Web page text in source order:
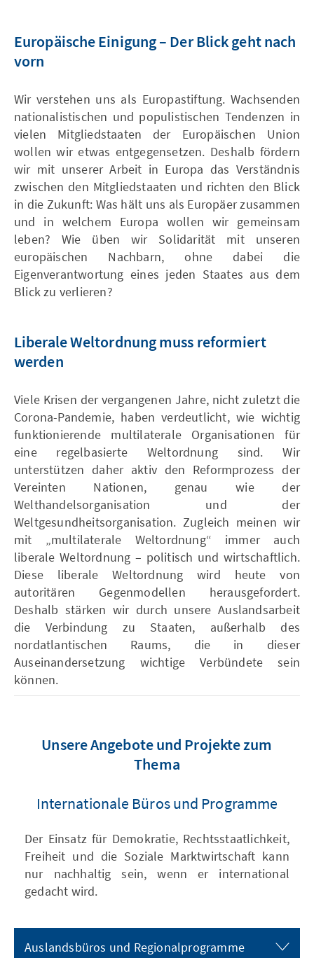
Europäische Einigung – Der Blick geht nach
vorn
Wir verstehen uns als Europastiftung. Wachsenden
nationalistischen und populistischen Tendenzen in
vielen Mitgliedstaaten der Europäischen Union
wollen wir etwas entgegensetzen. Deshalb fördern
wir mit unserer Arbeit in Europa das Verständnis
zwischen den Mitgliedstaaten und richten den Blick
in die Zukunft: Was hält uns als Europäer zusammen
und in welchem Europa wollen wir gemeinsam
leben? Wie üben wir Solidarität mit unseren
europäischen Nachbarn, ohne dabei die
Eigenverantwortung eines jeden Staates aus dem
Blick zu verlieren?
Liberale Weltordnung muss reformiert
werden
Viele Krisen der vergangenen Jahre, nicht zuletzt die
Corona-Pandemie, haben verdeutlicht, wie wichtig
funktionierende multilaterale Organisationen für
eine regelbasierte Weltordnung sind. Wir
unterstützen daher aktiv den Reformprozess der
Vereinten Nationen, genau wie der
Welthandelsorganisation und der
Weltgesundheitsorganisation. Zugleich meinen wir
mit „multilaterale Weltordnung“ immer auch
liberale Weltordnung – politisch und wirtschaftlich.
Diese liberale Weltordnung wird heute von
autoritären Gegenmodellen herausgefordert.
Deshalb stärken wir durch unsere Auslandsarbeit
die Verbindung zu Staaten, außerhalb des
nordatlantischen Raums, die in dieser
Auseinandersetzung wichtige Verbündete sein
können.
Unsere Angebote und Projekte zum
Thema
Internationale Büros und Programme
Der Einsatz für Demokratie, Rechtsstaatlichkeit,
Freiheit und die Soziale Marktwirtschaft kann
nur nachhaltig sein, wenn er international
gedacht wird.
Auslandsbüros und Regionalprogramme